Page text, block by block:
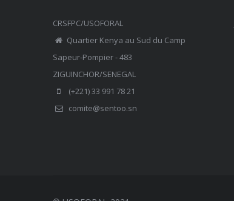
CRSFPC/USOFORAL
Quartier Kenya au Sud du Camp
Sapeur-Pompier - 483
ZIGUINCHOR/SENEGAL
(+221) 33 991 78 21
comite@sentoo.sn